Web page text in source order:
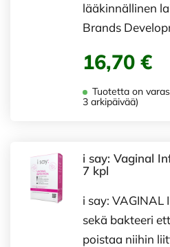
lääkinnällinen
Brands
16,70 €
Tuotetta on
3 arkipäivää)
i say: Vaginal
7 kpl
i say: VAGINAL
sekä bakteeri
poistaa niihin